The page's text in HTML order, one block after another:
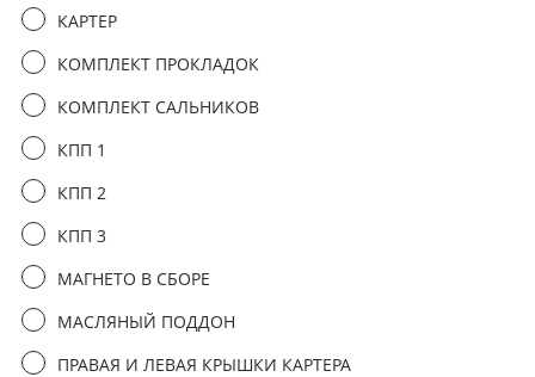
КАРТЕР
КОМПЛЕКТ ПРОКЛАДОК
КОМПЛЕКТ САЛЬНИКОВ
КПП 1
КПП 2
КПП 3
МАГНЕТО В СБОРЕ
МАСЛЯНЫЙ ПОДДОН
ПРАВАЯ И ЛЕВАЯ КРЫШКИ КАРТЕРА